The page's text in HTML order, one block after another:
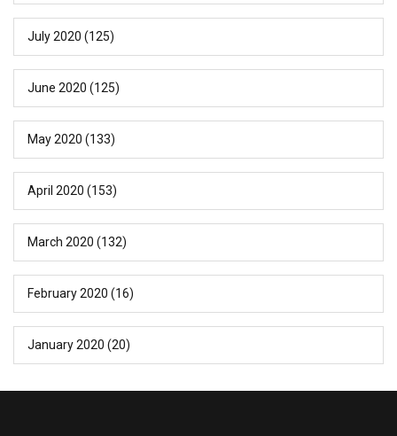
July 2020 (125)
June 2020 (125)
May 2020 (133)
April 2020 (153)
March 2020 (132)
February 2020 (16)
January 2020 (20)